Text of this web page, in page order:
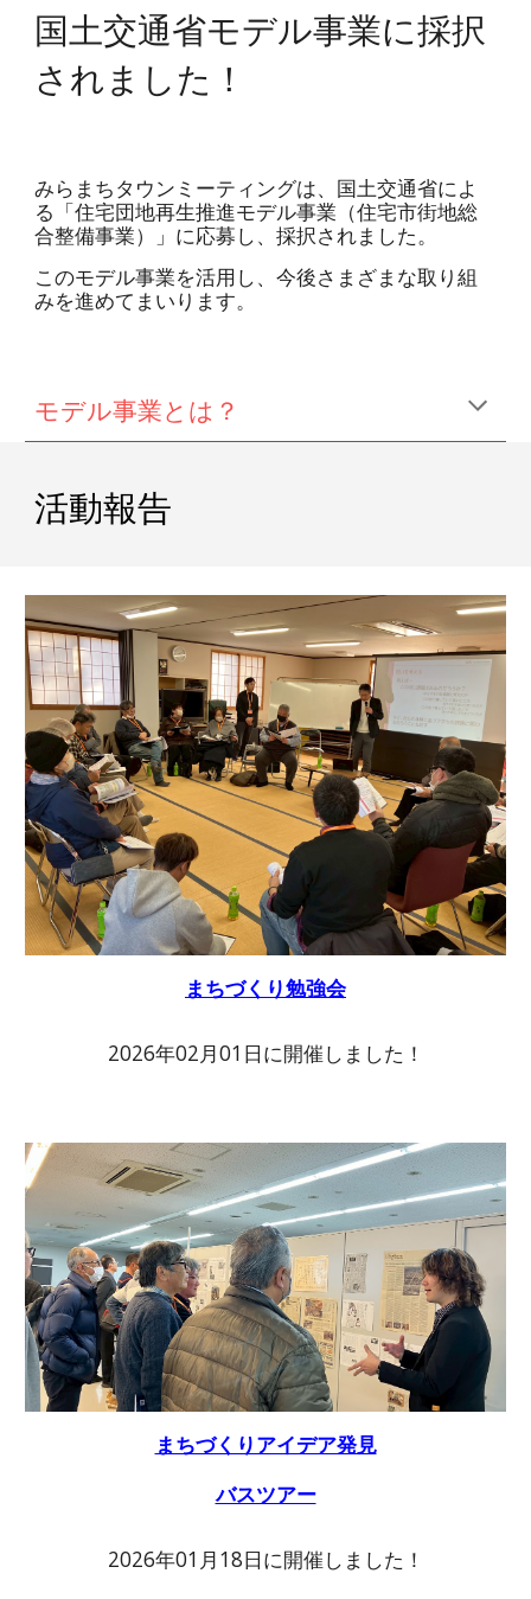
国土交通省モデル事業に採択
されました！
みらまちタウンミーティングは、国土交通省によ
る「住宅団地再生推進モデル事業（住宅市街地総
合整備事業）」に応募し、採択されました。
このモデル事業を活用し、今後さまざまな取り組
みを進めてまいります。
モデル事業とは？
活動報告
まちづくり勉強会
2026年02月01日に開催しました！
まちづくりアイデア発見
バスツアー
2026年01月18日に開催しました！